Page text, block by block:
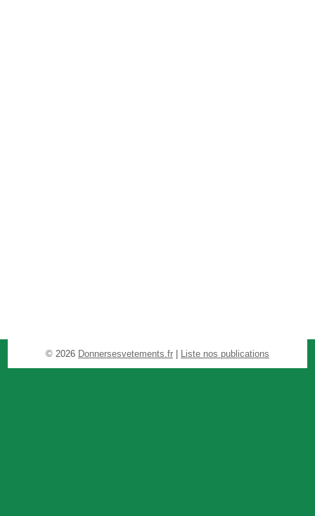
© 2026 Donnersesvetements.fr | Liste nos publications